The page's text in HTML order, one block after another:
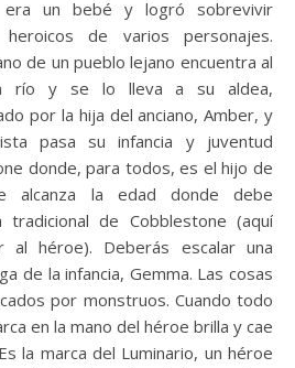
era un bebé y logró sobrevivir
de varios personajes.
de un pueblo lejano encuentra al
río y se lo lleva a su aldea,
por la hija del anciano, Amber, y
pasa su infancia y juventud
donde, para todos, es el hijo de
alcanza la edad donde debe
tradicional de Cobblestone (aquí
al héroe). Deberás escalar una
de la infancia, Gemma. Las cosas
por monstruos. Cuando todo
en la mano del héroe brilla y cae
la marca del Luminario, un héroe